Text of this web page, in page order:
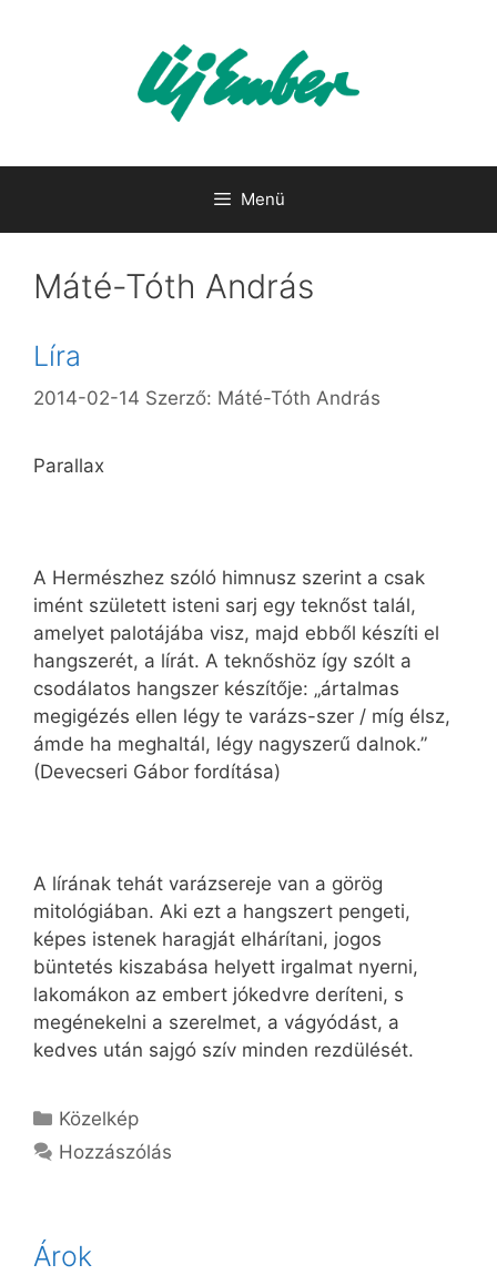
Menü
Máté-Tóth András
Líra
2014-02-14 Szerző: Máté-Tóth András
Parallax
A Hermészhez szóló himnusz szerint a csak
imént született isteni sarj egy teknőst talál,
amelyet palotájába visz, majd ebből készíti el
hangszerét, a lírát. A teknőshöz így szólt a
csodálatos hangszer készítője: „ártalmas
megigézés ellen légy te varázs-szer / míg élsz,
ámde ha meghaltál, légy nagyszerű dalnok.”
(Devecseri Gábor fordítása)
A lírának tehát varázsereje van a görög
mitológiában. Aki ezt a hangszert pengeti,
képes istenek haragját elhárítani, jogos
büntetés kiszabása helyett irgalmat nyerni,
lakomákon az embert jókedvre deríteni, s
megénekelni a szerelmet, a vágyódást, a
kedves után sajgó szív minden rezdülését.
Kategória
Közelkép
Hozzászólás
Árok